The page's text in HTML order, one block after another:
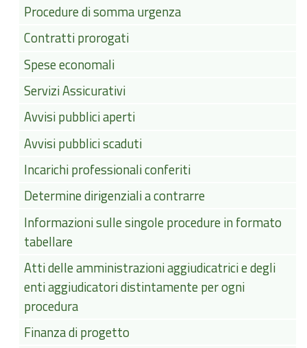
Procedure di somma urgenza
Contratti prorogati
Spese economali
Servizi Assicurativi
Avvisi pubblici aperti
Avvisi pubblici scaduti
Incarichi professionali conferiti
Determine dirigenziali a contrarre
Informazioni sulle singole procedure in formato
tabellare
Atti delle amministrazioni aggiudicatrici e degli
enti aggiudicatori distintamente per ogni
procedura
Finanza di progetto